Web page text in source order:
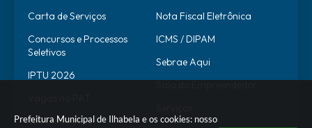
Prefeitura Municipal de Ilhabela e os cookies: nosso
Carta de Serviços
Concursos e Processos
Seletivos
IPTU 2026
Telefones Úteis
Nota Fiscal Eletrônica
ICMS / DIPAM
Sebrae Aqui